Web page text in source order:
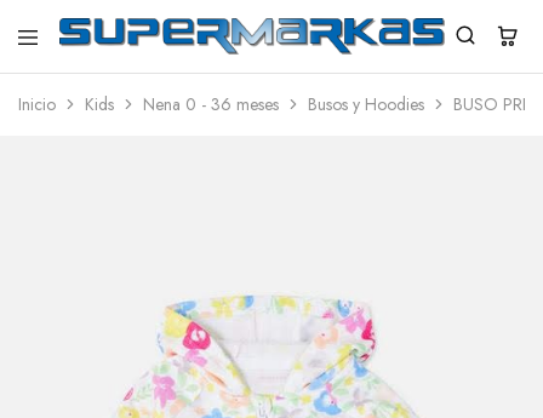
SuperMarkas
Ropa
con
Inicio Kids Nena 0 - 36 meses Busos y Hoodies BUSO